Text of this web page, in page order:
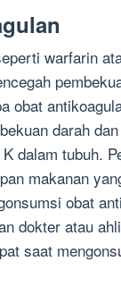
warfarin
obat
darah
dalam tubuh.
makanan
obat
dokter atau
saat